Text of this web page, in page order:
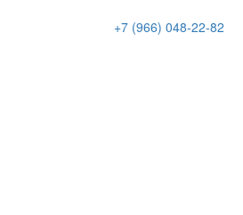
+7 (966) 048-22-82